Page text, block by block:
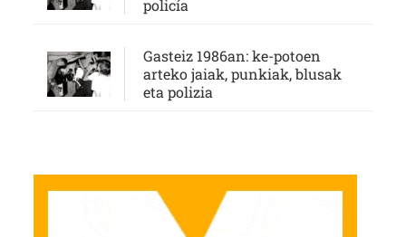
policía
Gasteiz 1986an: ke-potoen
arteko jaiak, punkiak, blusak
eta polizia